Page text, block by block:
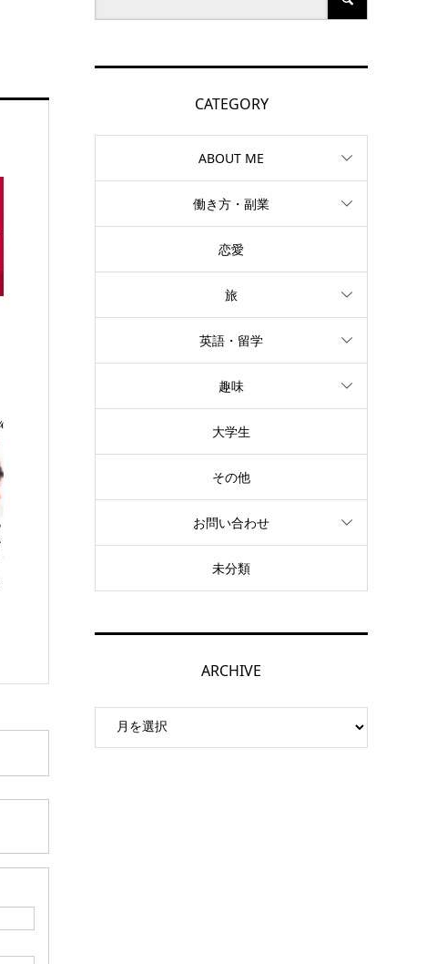
CATEGORY
ABOUT ME
働き方・副業
恋愛
旅
英語・留学
趣味
大学生
その他
お問い合わせ
未分類
ARCHIVE